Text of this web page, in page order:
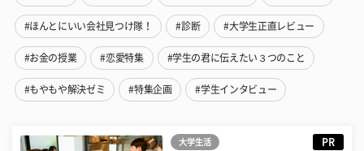
#ほんとにいい会社見つけ隊！ #診断 #大学生正直レビュー
#お金の授業 #恋愛特集 #学生の君に伝えたい３つのこと
#もやもや解決ゼミ #特集企画 #学生インタビュー
大学生活 PR